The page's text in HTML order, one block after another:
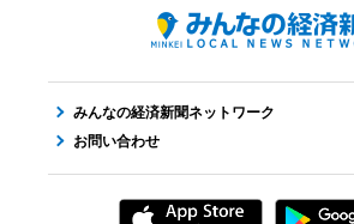
みんなの経済新聞ネットワーク
お問い合わせ